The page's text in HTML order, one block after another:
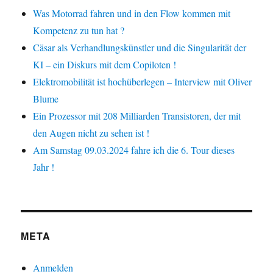
Was Motorrad fahren und in den Flow kommen mit
Kompetenz zu tun hat ?
Cäsar als Verhandlungskünstler und die Singularität der
KI – ein Diskurs mit dem Copiloten !
Elektromobilität ist hochüberlegen – Interview mit Oliver
Blume
Ein Prozessor mit 208 Milliarden Transistoren, der mit
den Augen nicht zu sehen ist !
Am Samstag 09.03.2024 fahre ich die 6. Tour dieses
Jahr !
META
Anmelden